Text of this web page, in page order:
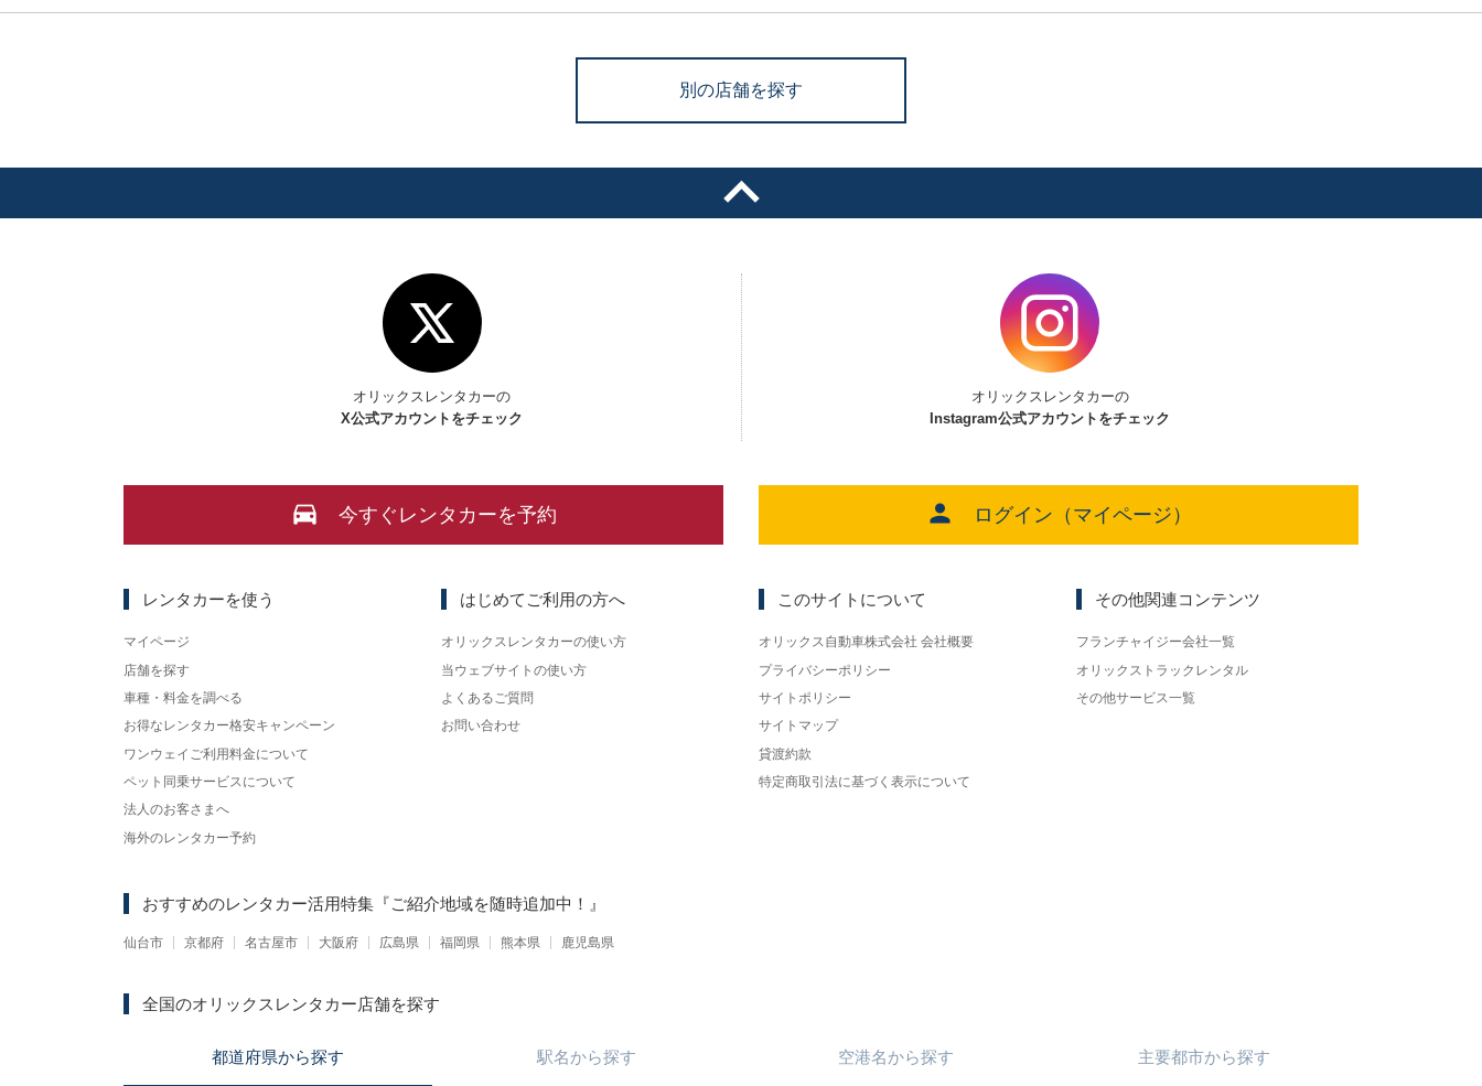
別の店舗を探す
オリックスレンタカーの
X公式アカウントをチェック
オリックスレンタカーの
Instagram公式アカウントをチェック
今すぐレンタカーを予約 ログイン（マイページ）
レンタカーを使う
マイページ
店舗を探す
車種・料金を調べる
お得なレンタカー格安キャンペーン
ワンウェイご利用料金について
ペット同乗サービスについて
法人のお客さまへ
海外のレンタカー予約
はじめてご利用の方へ
オリックスレンタカーの使い方
当ウェブサイトの使い方
よくあるご質問
お問い合わせ
このサイトについて
オリックス自動車株式会社 会社概要
プライバシーポリシー
サイトポリシー
サイトマップ
貸渡約款
特定商取引法に基づく表示について
その他関連コンテンツ
フランチャイジー会社一覧
オリックストラックレンタル
その他サービス一覧
おすすめのレンタカー活用特集 『ご紹介地域を随時追加中！』
仙台市 京都府 名古屋市 大阪府 広島県 福岡県 熊本県 鹿児島県
全国のオリックスレンタカー店舗を探す
都道府県から探す 駅名から探す 空港名から探す 主要都市から探す